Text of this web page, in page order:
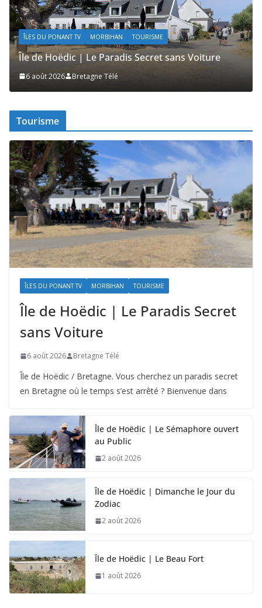
ACTUALITÉS | KELEIER ÎLES DU PONANT TV MORBIHAN TOURISME
Île de Hoëdic | Le Sémaphore ouvert au Public
2 août 2026 Bretagne Télé
Tourisme
ÎLES DU PONANT TV MORBIHAN TOURISME
Île de Hoëdic | Le Paradis Secret
sans Voiture
6 août 2026 Bretagne Télé
Île de Hoëdic / Bretagne. Vous cherchez un paradis secret
en Bretagne où le temps s’est arrêté ? Bienvenue dans
Île de Hoëdic | Le Sémaphore ouvert
au Public
2 août 2026
Île de Hoëdic | Dimanche le Jour du
Zodiac
2 août 2026
Île de Hoëdic | Le Beau Fort
1 août 2026